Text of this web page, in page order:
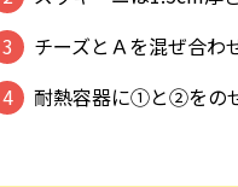
チーズとＡを混ぜ合わ
耐熱容器に①と②をの